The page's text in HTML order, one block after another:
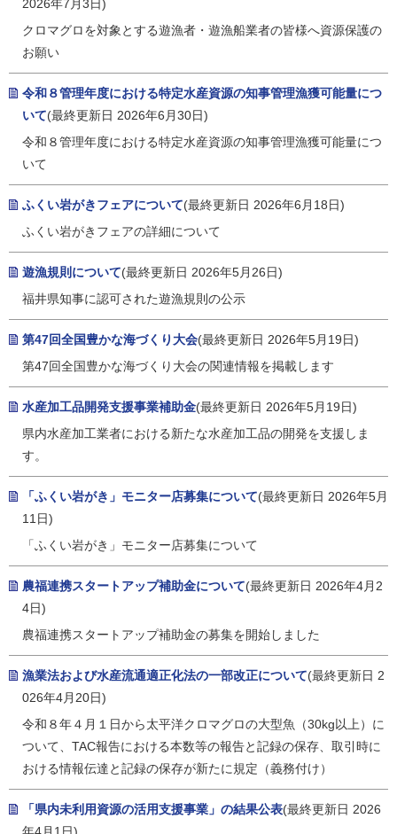
2026年7月3日)
クロマグロを対象とする遊漁者・遊漁船業者の皆様へ資源保護の
お願い
令和８管理年度における特定水産資源の知事管理漁獲可能量につ
いて(最終更新日 2026年6月30日)
令和８管理年度における特定水産資源の知事管理漁獲可能量につ
いて
ふくい岩がきフェアについて(最終更新日 2026年6月18日)
ふくい岩がきフェアの詳細について
遊漁規則について(最終更新日 2026年5月26日)
福井県知事に認可された遊漁規則の公示
第47回全国豊かな海づくり大会(最終更新日 2026年5月19日)
第47回全国豊かな海づくり大会の関連情報を掲載します
水産加工品開発支援事業補助金(最終更新日 2026年5月19日)
県内水産加工業者における新たな水産加工品の開発を支援しま
す。
「ふくい岩がき」モニター店募集について(最終更新日 2026年5月
11日)
「ふくい岩がき」モニター店募集について
農福連携スタートアップ補助金について(最終更新日 2026年4月2
4日)
農福連携スタートアップ補助金の募集を開始しました
漁業法および水産流通適正化法の一部改正について(最終更新日 2
026年4月20日)
令和８年４月１日から太平洋クロマグロの大型魚（30kg以上）に
ついて、TAC報告における本数等の報告と記録の保存、取引時に
おける情報伝達と記録の保存が新たに規定（義務付け）
「県内未利用資源の活用支援事業」の結果公表(最終更新日 2026